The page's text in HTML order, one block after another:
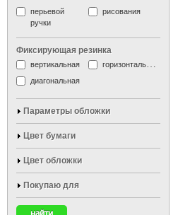
перьевой
ручки
рисования
Фиксирующая резинка
вертикальная
горизонтальная
диагональная
Параметры обложки
Цвет бумаги
Цвет обложки
Покупаю для